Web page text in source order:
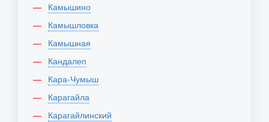
Камышино
Камышловка
Камышная
Кандалеп
Кара-Чумыш
Карагайла
Карагайлинский